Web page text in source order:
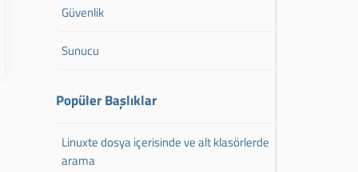
Güvenlik
Sunucu
Popüler Başlıklar
Linuxte dosya içerisinde ve alt klasörlerde
arama